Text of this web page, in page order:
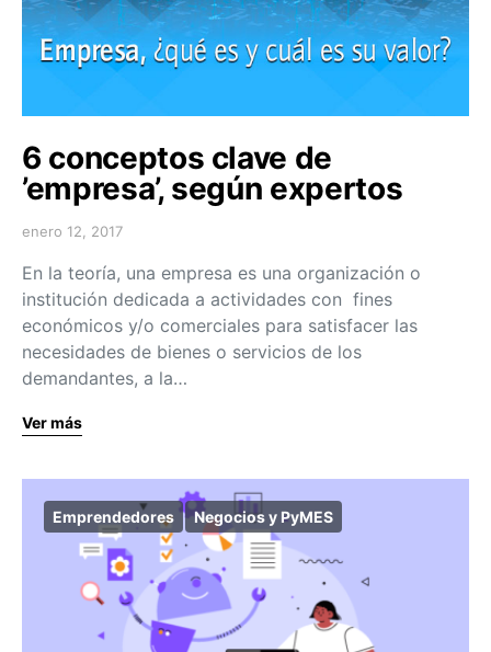
6 conceptos clave de
’empresa’, según expertos
enero 12, 2017
En la teoría, una empresa es una organización o
institución dedicada a actividades con fines
económicos y/o comerciales para satisfacer las
necesidades de bienes o servicios de los
demandantes, a la…
Ver más
Emprendedores Negocios y PyMES